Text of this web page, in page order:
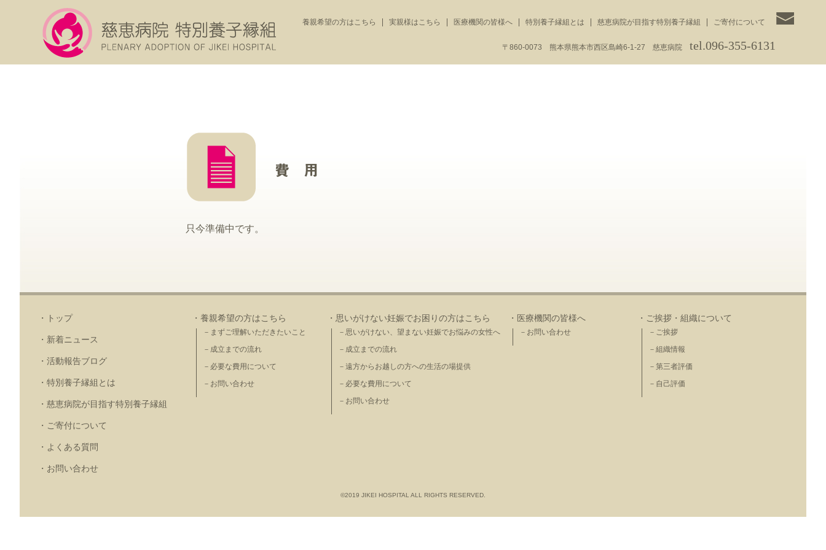
養親希望の方はこちら 実親様はこちら 医療機関の皆様へ 特別養子縁組とは 慈恵病院が目指す特別養子縁組 ご寄付について
〒860-0073 熊本県熊本市西区島崎6-1-27 慈恵病院 tel.096-355-6131
只今準備中です。
・トップ
・新着ニュース
・活動報告ブログ
・特別養子縁組とは
・慈恵病院が目指す特別養子縁組
・ご寄付について
・よくある質問
・お問い合わせ
・養親希望の方はこちら
－まずご理解いただきたいこと
－成立までの流れ
－必要な費用について
－お問い合わせ
・思いがけない妊娠でお困りの方はこちら
－思いがけない、望まない妊娠でお悩みの女性へ
－成立までの流れ
－遠方からお越しの方への生活の場提供
－必要な費用について
－お問い合わせ
・医療機関の皆様へ
－お問い合わせ
・ご挨拶・組織について
－ご挨拶
－組織情報
－第三者評価
－自己評価
©2019 JIKEI HOSPITAL ALL RIGHTS RESERVED.